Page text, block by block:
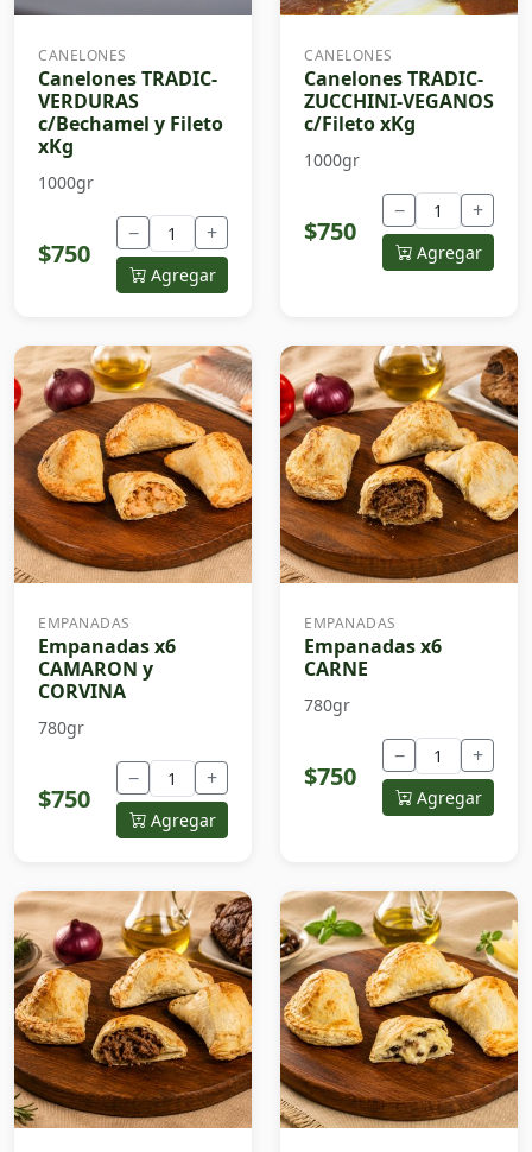
CANELONES
Canelones TRADIC-
VERDURAS
c/Bechamel y Fileto
xKg
1000gr
$750
− +
Agregar
CANELONES
Canelones TRADIC-
ZUCCHINI-VEGANOS
c/Fileto xKg
1000gr
$750
− +
Agregar
EMPANADAS
Empanadas x6
CAMARON y
CORVINA
780gr
$750
− +
Agregar
EMPANADAS
Empanadas x6
CARNE
780gr
$750
− +
Agregar